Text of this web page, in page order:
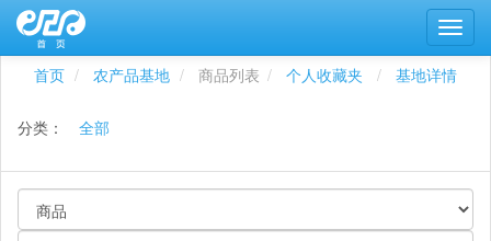
首页 农产品基地 商品列表 基地详情
个人收藏夹
分类： 全部